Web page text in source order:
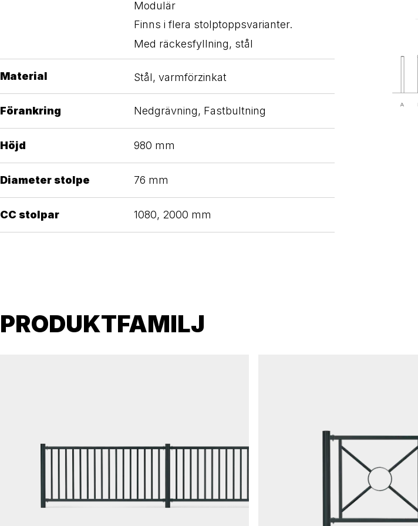
Modulär
Finns i flera stolptoppsvarianter.
Med räckesfyllning, stål
Material Stål, varmförzinkat
Förankring Nedgrävning, Fastbultning
Höjd 980 mm
Diameter stolpe 76 mm
CC stolpar 1080, 2000 mm
PRODUKTFAMILJ